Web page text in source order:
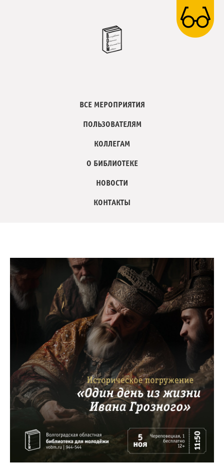
ВСЕ МЕРОПРИЯТИЯ
ПОЛЬЗОВАТЕЛЯМ
КОЛЛЕГАМ
О БИБЛИОТЕКЕ
НОВОСТИ
КОНТАКТЫ